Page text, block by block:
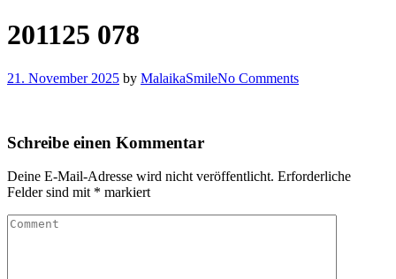
201125 078
21. November 2025 by MalaikaSmileNo Comments
Schreibe einen Kommentar
Deine E-Mail-Adresse wird nicht veröffentlicht. Erforderliche
Felder sind mit * markiert